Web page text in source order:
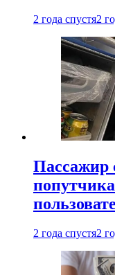
2 года спустя2
Пассажир
2 года спустя2